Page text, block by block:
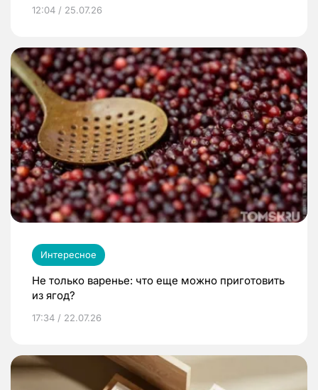
12:04 / 25.07.26
Интересное
Не только варенье: что еще можно приготовить
из ягод?
17:34 / 22.07.26